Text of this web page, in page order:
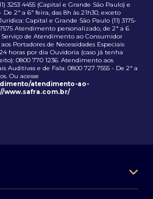
3253 4455 (Capital e Grande São Paulo) e
2ª a 6ª feira, das 8h às 21h30, exceto
Capital e Grande São Paulo (11) 3175-
Atendimento personalizado, de 2ª a 6
Serviço de Atendimento ao Consumidor
Portadores de Necessidades Especiais
horas por dia Ouvidoria (caso já tenha
0800 770 1236. Atendimento aos
Auditivas e de Fala: 0800 727 7555 - De 2ª a
Ou acesse
atendimento-ao-
www.safra.com.br/